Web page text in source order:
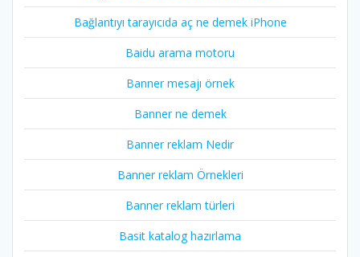
Bağlantıyı tarayıcıda aç ne demek iPhone
Baidu arama motoru
Banner mesajı örnek
Banner ne demek
Banner reklam Nedir
Banner reklam Örnekleri
Banner reklam türleri
Basit katalog hazırlama